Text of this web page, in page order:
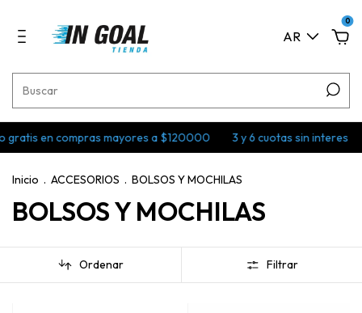
AR
0
en compras mayores a $120000 3 y 6 cuotas sin interes
Inicio . ACCESORIOS . BOLSOS Y MOCHILAS
BOLSOS Y MOCHILAS
Ordenar Filtrar